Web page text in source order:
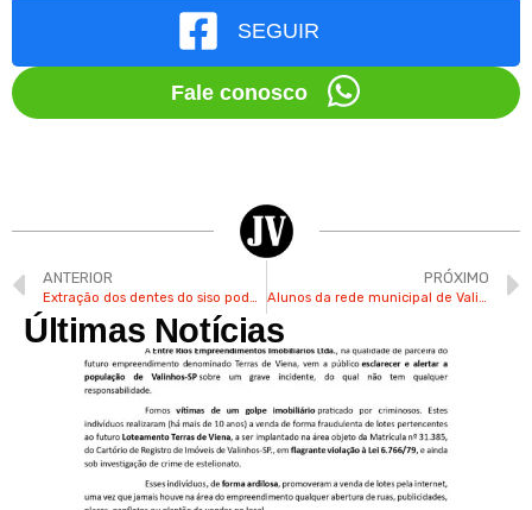
SEGUIR
Fale conosco
ANTERIOR
Extração dos dentes do siso pode levar a óbito, aponta cirurgiã bucomaxilo de Valinhos
PRÓXIMO
Alunos da rede municipal de Valinhos voltam às aulas nesta 5ª
Últimas Notícias